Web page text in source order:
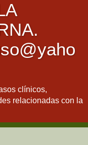
clínicos,
relacionadas con la